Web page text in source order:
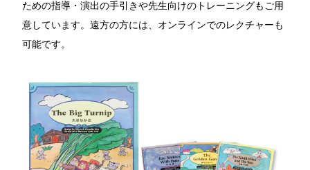
ための指導・演出の手引きや先生向けのトレーニングもご用
意しています。遠方の方には、オンラインでのレクチャーも
可能です。